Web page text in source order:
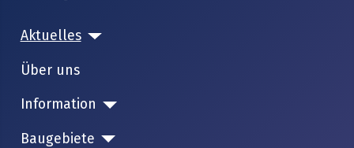
Aktuelles
Über uns
Information
Baugebiete